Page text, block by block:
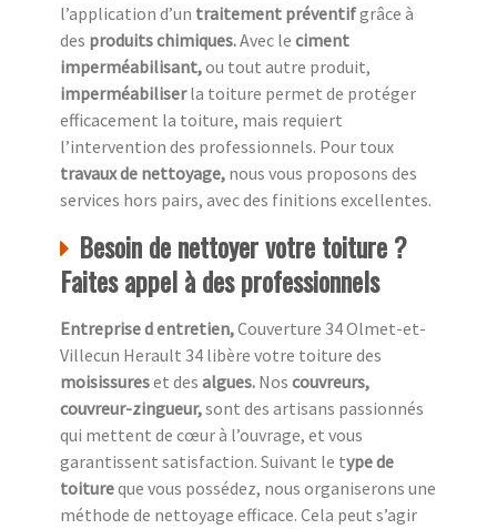
l’application d’un traitement préventifgrâce à
des produits chimiques.Avec le ciment
imperméabilisant,ou tout autre produit,
imperméabiliserla toiture permet de protéger
efficacement la toiture, mais requiert
l’intervention des professionnels. Pour toux
travaux de nettoyage, nous vous proposons des
services hors pairs, avec des finitions excellentes.
Besoin de nettoyer votre toiture ?
Faites appel à des professionnels
Entreprise d entretien,Couverture 34 Olmet-et-
Villecun Herault 34 libère votre toiture des
moisissureset des algues. Nos couvreurs,
couvreur-zingueur,sont des artisans passionnés
qui mettent de cœur à l’ouvrage, et vous
garantissent satisfaction. Suivant le type de
toitureque vous possédez, nous organiserons une
méthode de nettoyage efficace. Cela peut s’agir